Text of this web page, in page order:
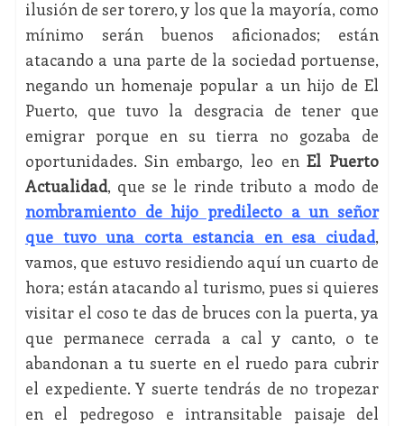
ilusión de ser torero, y los que la mayoría, como
mínimo serán buenos aficionados; están
atacando a una parte de la sociedad portuense,
negando un homenaje popular a un hijo de El
Puerto, que tuvo la desgracia de tener que
emigrar porque en su tierra no gozaba de
oportunidades. Sin embargo, leo enEl Puerto
Actualidad, que se le rinde tributo a modo de
nombramiento de hijo predilecto a un señor
que tuvo una corta estancia en esa ciudad,
vamos, que estuvo residiendo aquí un cuarto de
hora; están atacando al turismo, pues si quieres
visitar el coso te das de bruces con la puerta, ya
que permanece cerrada a cal y canto, o te
abandonan a tu suerte en el ruedo para cubrir
el expediente. Y suerte tendrás de no tropezar
en el pedregoso e intransitable paisaje del